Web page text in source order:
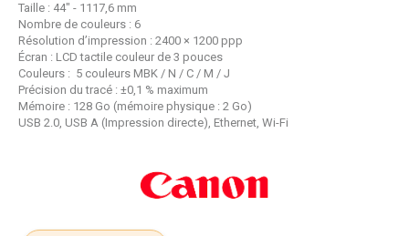
Taille : 44" - 1117,6 mm
Nombre de couleurs : 6
Résolution d’impression : 2400 × 1200 ppp
Écran : LCD tactile couleur de 3 pouces
Couleurs : 5 couleurs MBK / N / C / M / J
Précision du tracé : ±0,1 % maximum
Mémoire : 128 Go (mémoire physique : 2 Go)
USB 2.0, USB A (Impression directe), Ethernet, Wi-Fi